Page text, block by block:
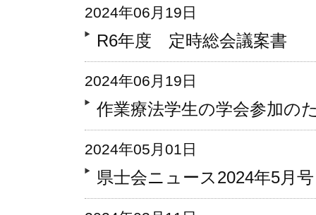
2024年06月19日
R6年度 定時総会議案書
2024年06月19日
作業療法学生の学会参加の
2024年05月01日
県士会ニュース2024年5月